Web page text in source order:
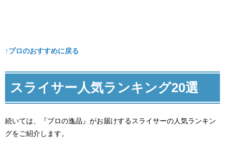
↑プロのおすすめに戻る
スライサー人気ランキング20選
続いては、『プロの逸品』がお届けするスライサーの人気ランキン
グをご紹介します。